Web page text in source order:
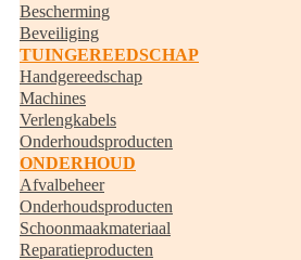
Bescherming
Beveiliging
TUINGEREEDSCHAP
Handgereedschap
Machines
Verlengkabels
Onderhoudsproducten
ONDERHOUD
Afvalbeheer
Onderhoudsproducten
Schoonmaakmateriaal
Reparatieproducten